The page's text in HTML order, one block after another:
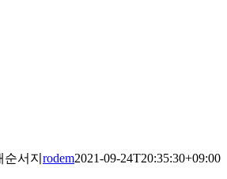
순서지 rodem2021-09-24T20:35:30+09:00